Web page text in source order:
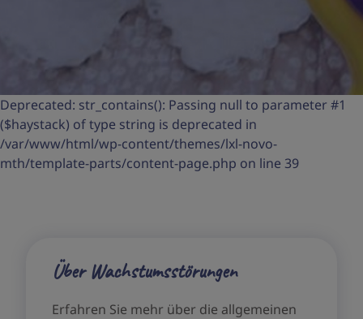
Deprecated: str_contains(): Passing null to parameter #1
($haystack) of type string is deprecated in
/var/www/html/wp-content/themes/lxl-novo-
mth/template-parts/content-page.php on line 39
Über Wachstumsstörungen
Erfahren Sie mehr über die allgemeinen